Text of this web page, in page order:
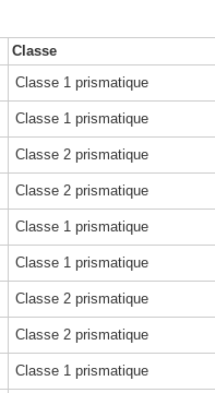
Classe
Classe 1 prismatique
Classe 1 prismatique
Classe 2 prismatique
Classe 2 prismatique
Classe 1 prismatique
Classe 1 prismatique
Classe 2 prismatique
Classe 2 prismatique
Classe 1 prismatique